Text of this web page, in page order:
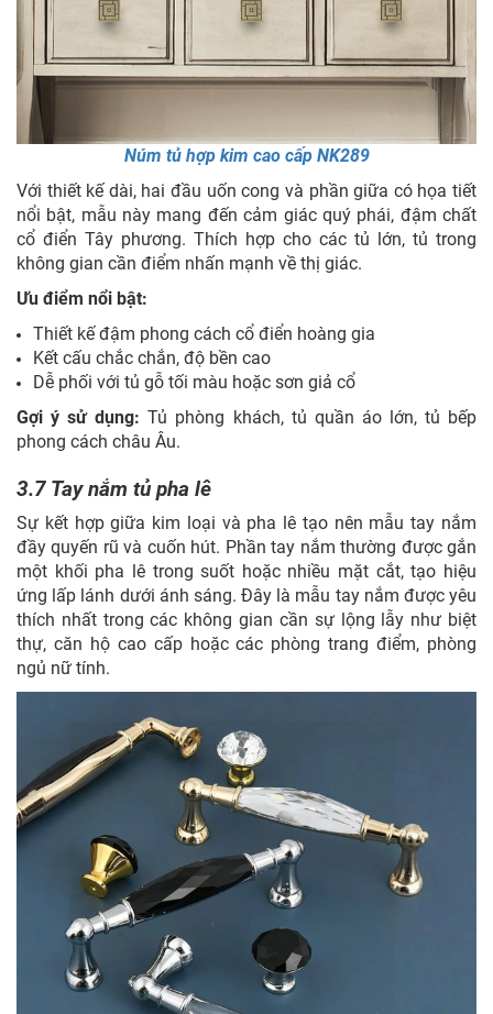
Núm tủ hợp kim cao cấp NK289
Với thiết kế dài, hai đầu uốn cong và phần giữa có họa tiết
nổi bật, mẫu này mang đến cảm giác quý phái, đậm chất
cổ điển Tây phương. Thích hợp cho các tủ lớn, tủ trong
không gian cần điểm nhấn mạnh về thị giác.
Ưu điểm nổi bật:
Thiết kế đậm phong cách cổ điển hoàng gia
Kết cấu chắc chắn, độ bền cao
Dễ phối với tủ gỗ tối màu hoặc sơn giả cổ
Gợi ý sử dụng: Tủ phòng khách, tủ quần áo lớn, tủ bếp
phong cách châu Âu.
3.7 Tay nắm tủ pha lê
Sự kết hợp giữa kim loại và pha lê tạo nên mẫu tay nắm
đầy quyến rũ và cuốn hút. Phần tay nắm thường được gắn
một khối pha lê trong suốt hoặc nhiều mặt cắt, tạo hiệu
ứng lấp lánh dưới ánh sáng. Đây là mẫu tay nắm được yêu
thích nhất trong các không gian cần sự lộng lẫy như biệt
thự, căn hộ cao cấp hoặc các phòng trang điểm, phòng
ngủ nữ tính.